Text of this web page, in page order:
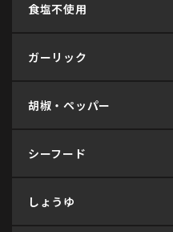
食塩不使用
ガーリック
胡椒・ペッパー
シーフード
しょうゆ